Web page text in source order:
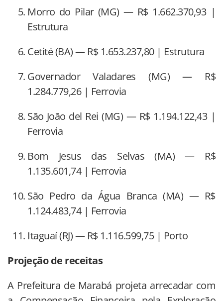
Morro do Pilar (MG) — R$ 1.662.370,93 |
Estrutura
Cetité (BA) — R$ 1.653.237,80 | Estrutura
Governador Valadares (MG) — R$
1.284.779,26 | Ferrovia
São João del Rei (MG) — R$ 1.194.122,43 |
Ferrovia
Bom Jesus das Selvas (MA) — R$
1.135.601,74 | Ferrovia
São Pedro da Água Branca (MA) — R$
1.124.483,74 | Ferrovia
Itaguaí (RJ) — R$ 1.116.599,75 | Porto
Projeção de receitas
A Prefeitura de Marabá projeta arrecadar com